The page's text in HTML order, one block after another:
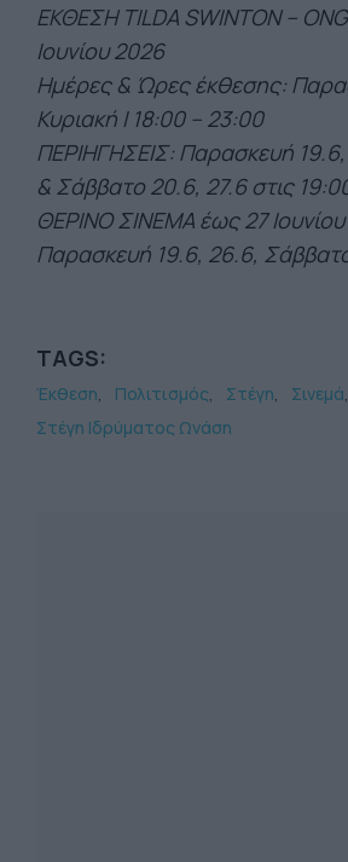
ΕΚΘΕΣΗ TILDA SWINTON –
Ιουνίου 2026
Ημέρες & Ώρες έκθεσης:
Κυριακή І 18:00 – 23:00
ΠΕΡΙΗΓΗΣΕΙΣ: Παρασκευή
& Σάββατο 20.6, 27.6 στις
ΘΕΡΙΝΟ ΣΙΝΕΜΑ έως 27
Παρασκευή 19.6, 26.6,
TAGS:
Έκθεση Πολιτισμός Στέγη
Σινεμά
Στέγη Ιδρύματος Ωνάση